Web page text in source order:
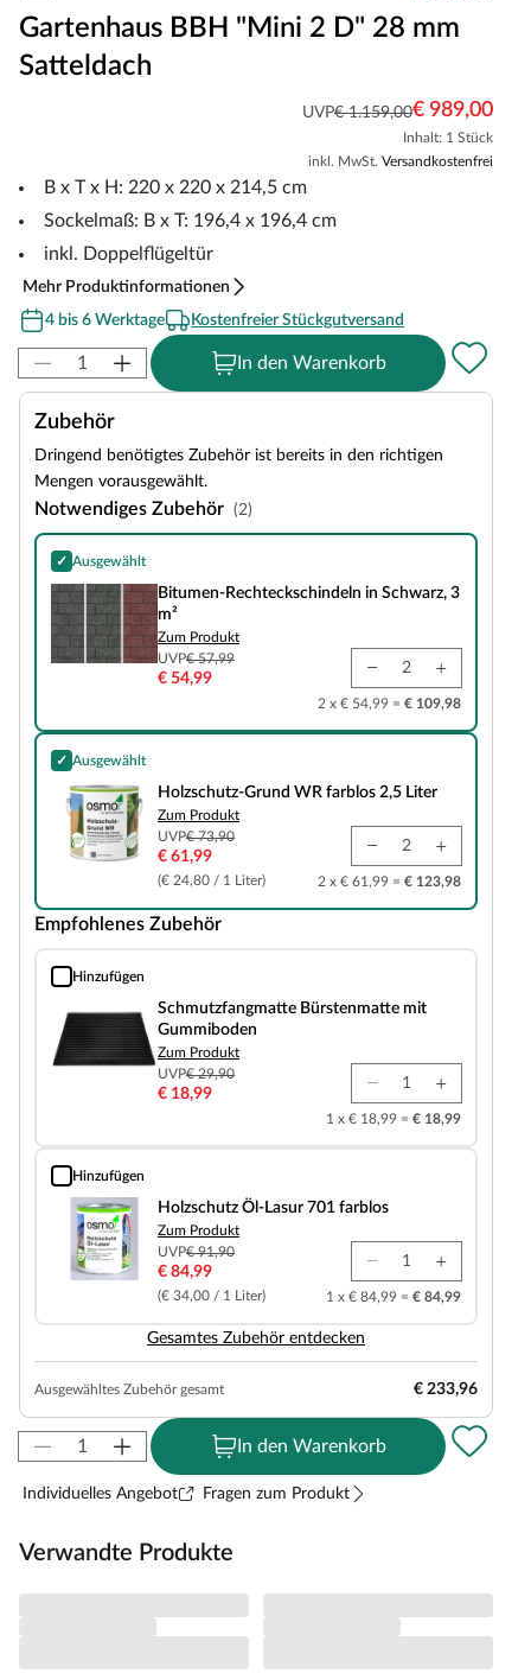
Gartenhaus BBH "Mini 2 D" 28 mm
Satteldach
UVP€ 1.159,00€ 989,00
Inhalt: 1 Stück
inkl. MwSt. Versandkostenfrei
B x T x H: 220 x 220 x 214,5 cm
Sockelmaß: B x T: 196,4 x 196,4 cm
inkl. Doppelflügeltür
Mehr Produktinformationen
4 bis 6 Werktage
Kostenfreier Stückgutversand
In den Warenkorb
Zubehör
Dringend benötigtes Zubehör ist bereits in den richtigen
Mengen vorausgewählt.
Notwendiges Zubehör (2)
✓ Ausgewählt
Bitumen-Rechteckschindeln in Schwarz, 3 m²
Bitumen-Rechteckschindeln in Schwarz, 3
m²
Zum Produkt
UVP€ 57,99
€ 54,99
2 x € 54,99 = € 109,98
✓ Ausgewählt
Holzschutz-Grund WR farblos 2,5 Liter
Holzschutz-Grund WR farblos 2,5 Liter
Zum Produkt
UVP€ 73,90
€ 61,99
(€ 24,80 / 1 Liter) 2 x € 61,99 = € 123,98
Empfohlenes Zubehör
Hinzufügen
Schmutzfangmatte Bürstenmatte mit Gummiboden
Schmutzfangmatte Bürstenmatte mit
Gummiboden
Zum Produkt
UVP€ 29,90
€ 18,99
1 x € 18,99 = € 18,99
Hinzufügen
Holzschutz Öl-Lasur 701 farblos
Holzschutz Öl-Lasur 701 farblos
Zum Produkt
UVP€ 91,90
€ 84,99
(€ 34,00 / 1 Liter) 1 x € 84,99 = € 84,99
Gesamtes Zubehör entdecken
Ausgewähltes Zubehör gesamt € 233,96
In den Warenkorb
Individuelles Angebot Fragen zum Produkt
Verwandte Produkte